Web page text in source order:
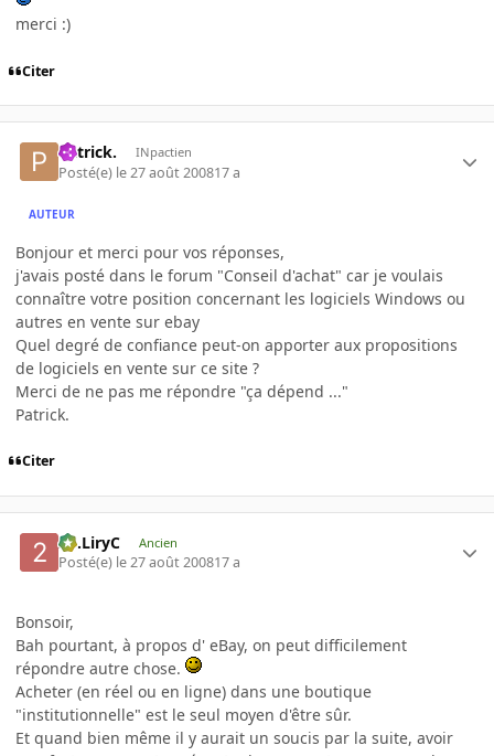
merci :)
Citer
Patrick. INpactien
Posté(e) le 27 août 200817 a
AUTEUR
Bonjour et merci pour vos réponses,
j'avais posté dans le forum "Conseil d'achat" car je voulais
connaître votre position concernant les logiciels Windows ou
autres en vente sur ebay
Quel degré de confiance peut-on apporter aux propositions
de logiciels en vente sur ce site ?
Merci de ne pas me répondre "ça dépend ..."
Patrick.
Citer
2C.LiryC Ancien
Posté(e) le 27 août 200817 a
Bonsoir,
Bah pourtant, à propos d' eBay, on peut difficilement
répondre autre chose.
Acheter (en réel ou en ligne) dans une boutique
"institutionnelle" est le seul moyen d'être sûr.
Et quand bien même il y aurait un soucis par la suite, avoir